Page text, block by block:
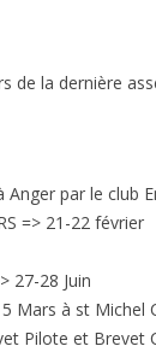
de la dernière
Anger par le club
=> 21-22 février
27-28 Juin
Mars à st Michel
Pilote et